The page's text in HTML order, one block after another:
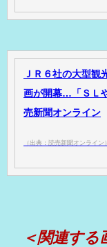
ＪＲ６社の大型観
画が開幕…「ＳＬ
売新聞オンライン
（出典：読売新聞オンライン）
＜関連する